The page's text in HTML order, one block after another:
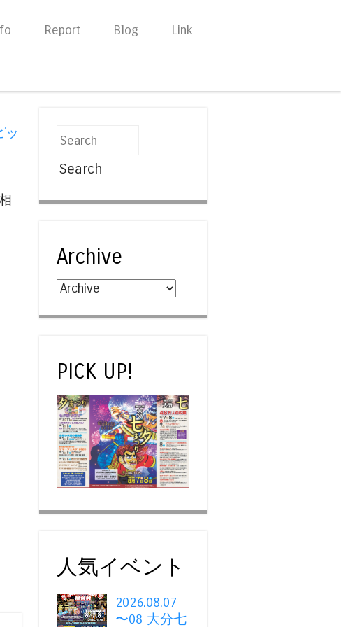
Report Blog Link
ッ
Search
Archive
PICK UP!
人気イベント
2026.08.07
〜08 大分七